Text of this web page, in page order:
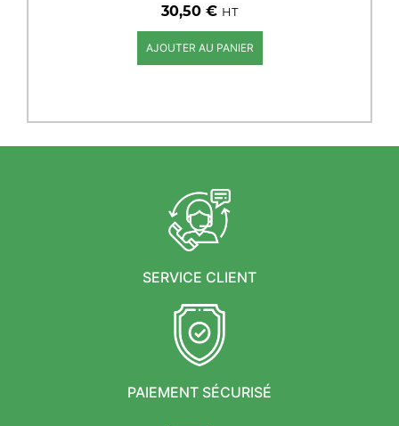
30,50 € HT
AJOUTER AU PANIER
SERVICE CLIENT
PAIEMENT SÉCURISÉ